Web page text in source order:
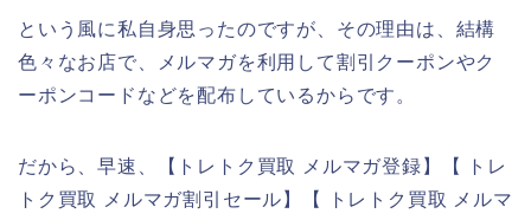
という風に私自身思ったのですが、その理由は、結構
色々なお店で、メルマガを利用して割引クーポンやク
ーポンコードなどを配布しているからです。
だから、早速、【トレトク買取 メルマガ登録】【 トレ
トク買取 メルマガ割引セール】【 トレトク買取 メルマ